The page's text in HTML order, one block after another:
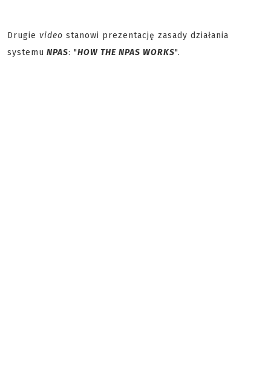
Drugie video stanowi prezentację zasady działania
systemu NPAS: "HOW THE NPAS WORKS".